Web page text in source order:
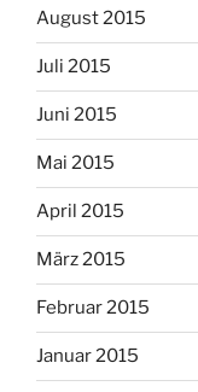
August 2015
Juli 2015
Juni 2015
Mai 2015
April 2015
März 2015
Februar 2015
Januar 2015